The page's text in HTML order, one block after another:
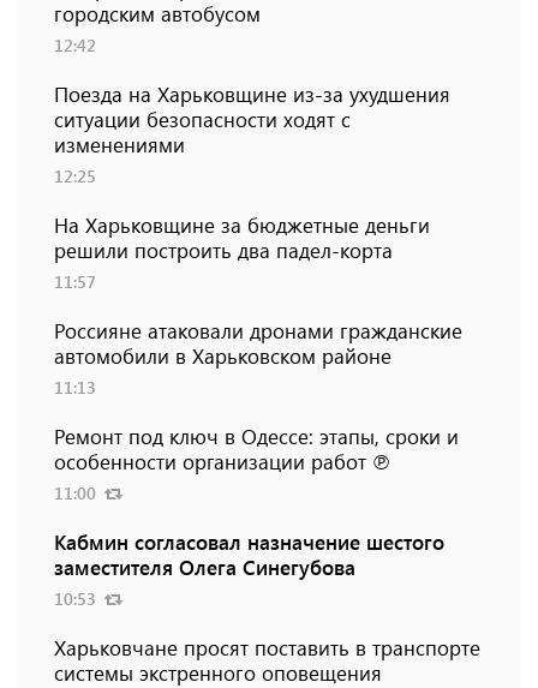
городским автобусом
12:42
Поезда на Харьковщине из-за ухудшения
ситуации безопасности ходят с
изменениями
12:25
На Харьковщине за бюджетные деньги
решили построить два падел-корта
11:57
Россияне атаковали дронами гражданские
автомобили в Харьковском районе
11:13
Ремонт под ключ в Одессе: этапы, сроки и
особенности организации работ ℗
11:00
Кабмин согласовал назначение шестого
заместителя Олега Синегубова
10:53
Харьковчане просят поставить в транспорте
системы экстренного оповещения